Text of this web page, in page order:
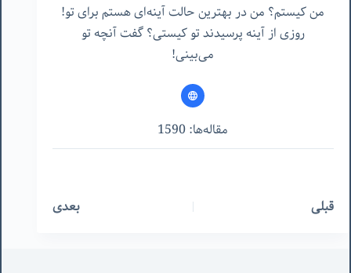
من کیستم؟ من در بهترین حالت آینه‌ای هستم برای تو!
روزی از آینه پرسیدند تو کیستی؟ گفت آنچه تو
می‌بینی!
مقاله‌ها: 1590
قبلی بعدی